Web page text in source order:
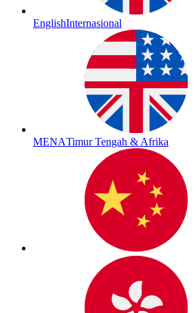
EnglishInternasional
MENATimur Tengah & Afrika